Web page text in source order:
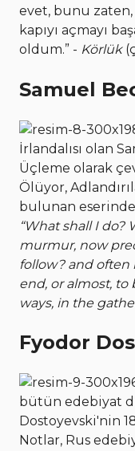
evet, bunu
kapıyı açmayı
oldum.” - Körlük
Samuel
İrlandalısı olan
Üçleme olarak
Ölüyor,
bulunan eserinde
“What shall I do?
murmur, now
follow? and often
end, or almost,
ways, in the
Fyodor
bütün edebiyat
Dostoyevski'nin
Notlar, Rus